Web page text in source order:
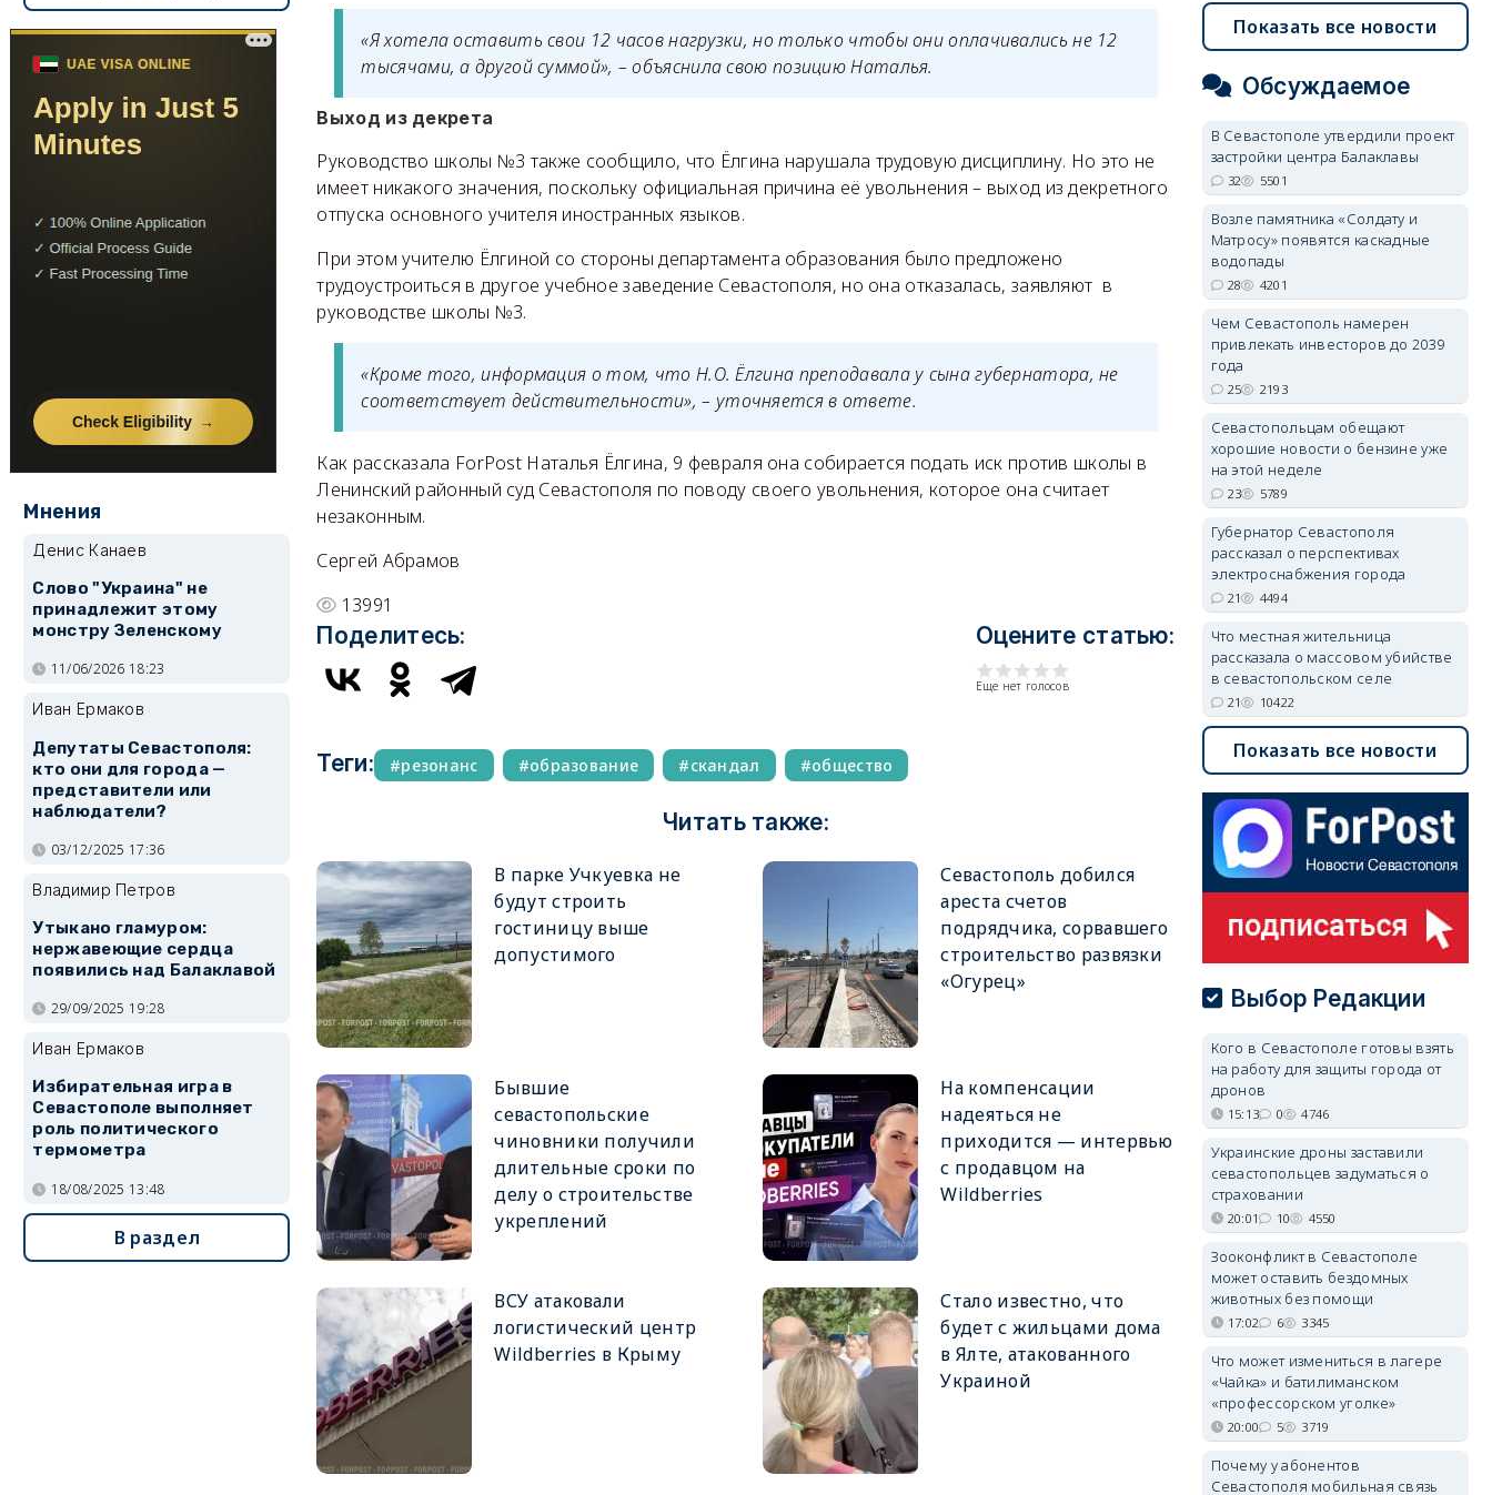
«Я хотела оставить свои 12 часов нагрузки, но только чтобы они оплачивались не 12
тысячами, а другой суммой», – объяснила свою позицию Наталья.
Выход из декрета
Руководство школы №3 также сообщило, что Ёлгина нарушала трудовую дисциплину. Но это не
имеет никакого значения, поскольку официальная причина её увольнения – выход из декретного
отпуска основного учителя иностранных языков.
При этом учителю Ёлгиной со стороны департамента образования было предложено
трудоустроиться в другое учебное заведение Севастополя, но она отказалась, заявляют в
руководстве школы №3.
«Кроме того, информация о том, что Н.О. Ёлгина преподавала у сына губернатора, не
соответствует действительности», – уточняется в ответе.
Как рассказала ForPost Наталья Ёлгина, 9 февраля она собирается подать иск против школы в
Ленинский районный суд Севастополя по поводу своего увольнения, которое она считает
незаконным.
Сергей Абрамов
13991
Поделитесь: Оцените статью:
Еще нет голосов
Теги: резонанс образование скандал общество
Читать также:
В парке Учкуевка не
будут строить
гостиницу выше
допустимого
Севастополь добился
ареста счетов
подрядчика, сорвавшего
строительство развязки
«Огурец»
Бывшие
севастопольские
чиновники получили
длительные сроки по
делу о строительстве
укреплений
На компенсации
надеяться не
приходится — интервью
с продавцом на
Wildberries
ВСУ атаковали
логистический центр
Wildberries в Крыму
Стало известно, что
будет с жильцами дома
в Ялте, атакованного
Украиной
Мнения
Денис Канаев
Слово "Украина" не
принадлежит этому
монстру Зеленскому
11/06/2026 18:23
Иван Ермаков
Депутаты Севастополя:
кто они для города —
представители или
наблюдатели?
03/12/2025 17:36
Владимир Петров
Утыкано гламуром:
нержавеющие сердца
появились над Балаклавой
29/09/2025 19:28
Иван Ермаков
Избирательная игра в
Севастополе выполняет
роль политического
термометра
18/08/2025 13:48
В раздел
Показать все новости
Обсуждаемое
В Севастополе утвердили проект
застройки центра Балаклавы
32 5501
Возле памятника «Солдату и
Матросу» появятся каскадные
водопады
28 4201
Чем Севастополь намерен
привлекать инвесторов до 2039
года
25 2193
Севастопольцам обещают
хорошие новости о бензине уже
на этой неделе
23 5789
Губернатор Севастополя
рассказал о перспективах
электроснабжения города
21 4494
Что местная жительница
рассказала о массовом убийстве
в севастопольском селе
21 10422
Показать все новости
Выбор Редакции
Кого в Севастополе готовы взять
на работу для защиты города от
дронов
15:13 0 4746
Украинские дроны заставили
севастопольцев задуматься о
страховании
20:01 10 4550
Зооконфликт в Севастополе
может оставить бездомных
животных без помощи
17:02 6 3345
Что может измениться в лагере
«Чайка» и батилиманском
«профессорском уголке»
20:00 5 3719
Почему у абонентов
Севастополя мобильная связь